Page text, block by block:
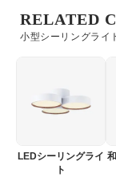
小型シーリングライ
RELATED
LEDシーリングライ
ト